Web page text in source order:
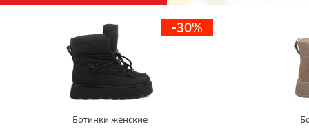
-30%
Ботинки женские